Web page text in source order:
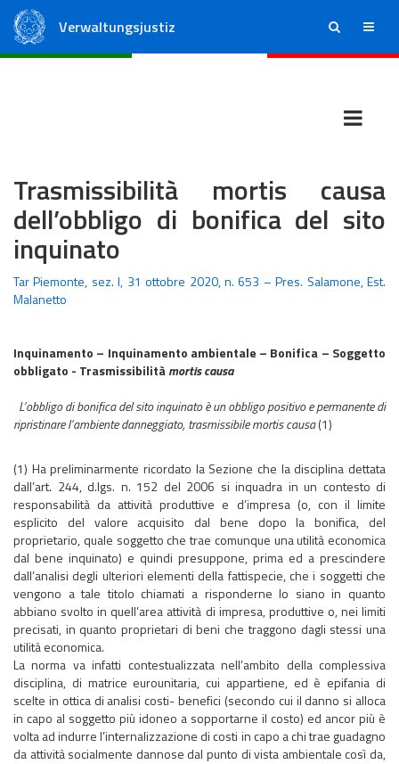
Verwaltungsjustiz ricerca menu
Trasmissibilità mortis causa
dell’obbligo di bonifica del sito
inquinato
Tar Piemonte, sez. I, 31 ottobre 2020, n. 653 – Pres. Salamone, Est.
Malanetto
Inquinamento – Inquinamento ambientale – Bonifica – Soggetto
obbligato - Trasmissibilitàmortis causa
L’obbligo di bonifica del sito inquinato è un obbligo positivo e permanente di
ripristinare l’ambiente danneggiato, trasmissibile mortis causa(1)
(1) Ha preliminarmente ricordato la Sezione che la disciplina dettata
dall’art. 244, d.lgs. n. 152 del 2006 si inquadra in un contesto di
responsabilità da attività produttive e d’impresa (o, con il limite
esplicito del valore acquisito dal bene dopo la bonifica, del
proprietario, quale soggetto che trae comunque una utilità economica
dal bene inquinato) e quindi presuppone, prima ed a prescindere
dall’analisi degli ulteriori elementi della fattispecie, che i soggetti che
vengono a tale titolo chiamati a risponderne lo siano in quanto
abbiano svolto in quell’area attività di impresa, produttive o, nei limiti
precisati, in quanto proprietari di beni che traggono dagli stessi una
utilità economica.
La norma va infatti contestualizzata nell’ambito della complessiva
disciplina, di matrice eurounitaria, cui appartiene, ed è epifania di
scelte in ottica di analisi costi- benefici (secondo cui il danno si alloca
in capo al soggetto più idoneo a sopportarne il costo) ed ancor più è
volta ad indurre l’internalizzazione di costi in capo a chi trae guadagno
da attività socialmente dannose dal punto di vista ambientale così da,